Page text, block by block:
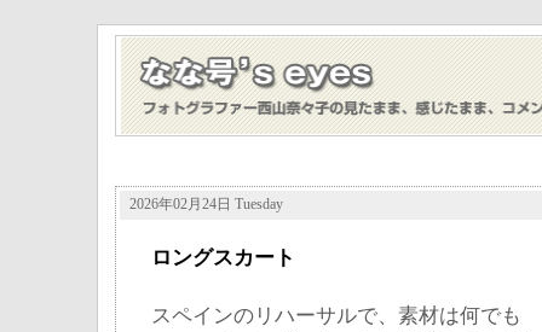
2026年02月24日 Tuesday
ロングスカート
スペインのリハーサルで、素材は何でも